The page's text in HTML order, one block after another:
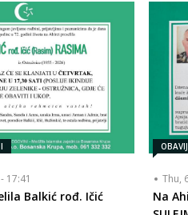
17:41
Balkić rođ. Ičić
Thu,
Na